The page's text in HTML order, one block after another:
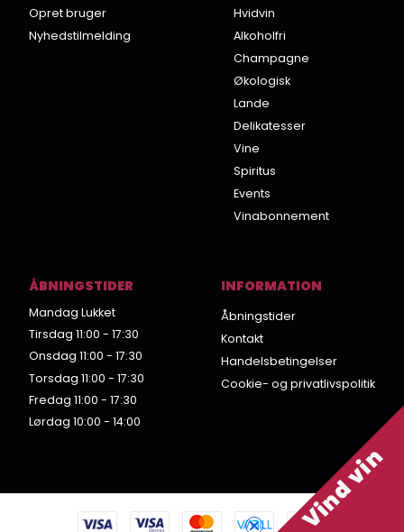
Opret bruger
Nyhedstilmelding
Hvidvin
Alkoholfri
Champagne
Økologisk
Lande
Delikatesser
Vine
Spiritus
Events
Vinabonnement
ÅBNINGSTIDER
Mandag Lukket
Tirsdag 11:00 - 17:30
Onsdag 11:00 - 17:30
Torsdag 11:00 - 17:30
Fredag 11:00 - 17:30
Lørdag 10:00 - 14:00
INFORMATION
Åbningstider
Kontakt
Handelsbetingelser
Cookie- og privatlivspolitik
Vind vin